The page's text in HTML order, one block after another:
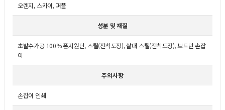
오렌지, 스카이, 퍼플
성분 및 재질
초발수가공 100% 폰지원단, 스틸(전착도장), 살대 스틸(전착도장), 보드란 손잡
이
주의사항
손잡이 인쇄